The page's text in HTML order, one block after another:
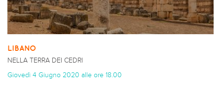
LIBANO
NELLA TERRA DEI CEDRI
Giovedì 4 Giugno 2020 alle ore 18.00